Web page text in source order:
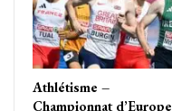
Athlétisme –
Championnat d’Europe